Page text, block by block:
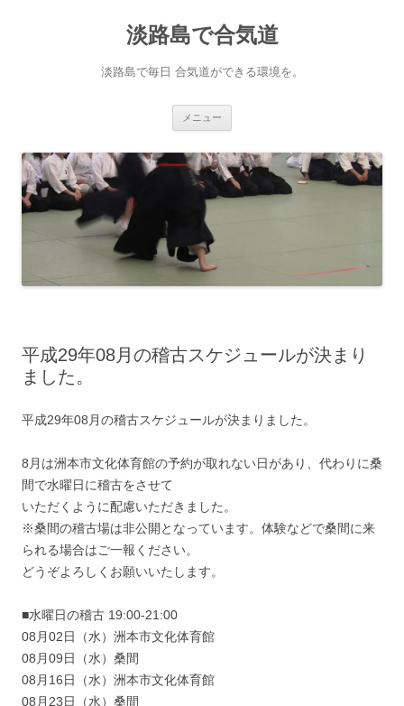
淡路島で合気道
淡路島で毎日 合気道ができる環境を。
メニュー
平成29年08月の稽古スケジュールが決まり
ました。
平成29年08月の稽古スケジュールが決まりました。
8月は洲本市文化体育館の予約が取れない日があり、代わりに桑
間で水曜日に稽古をさせて
いただくように配慮いただきました。
※桑間の稽古場は非公開となっています。体験などで桑間に来
られる場合はご一報ください。
どうぞよろしくお願いいたします。
■水曜日の稽古 19:00-21:00
08月02日（水）洲本市文化体育館
08月09日（水）桑間
08月16日（水）洲本市文化体育館
08月23日（水）桑間